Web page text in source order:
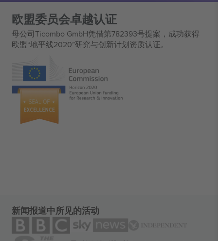
欧盟委员会卓越认证
母公司Ticombo GmbH凭借第782393号提案，成功获得
欧盟“地平线2020”研究与创新计划资质认证。
新闻报道中所见的活动